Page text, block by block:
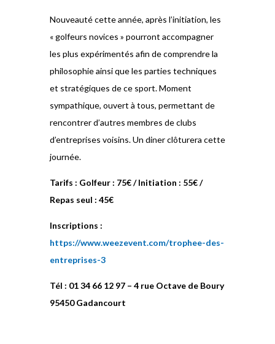
Nouveauté cette année, après l’initiation, les
« golfeurs novices » pourront accompagner
les plus expérimentés afin de comprendre la
philosophie ainsi que les parties techniques
et stratégiques de ce sport. Moment
sympathique, ouvert à tous, permettant de
rencontrer d’autres membres de clubs
d’entreprises voisins. Un diner clôturera cette
journée.
Tarifs : Golfeur : 75€ / Initiation : 55€ /
Repas seul : 45€
Inscriptions :
https://www.weezevent.com/trophee-des-
entreprises-3
Tél : 01 34 66 12 97 – 4 rue Octave de Boury
95450 Gadancourt